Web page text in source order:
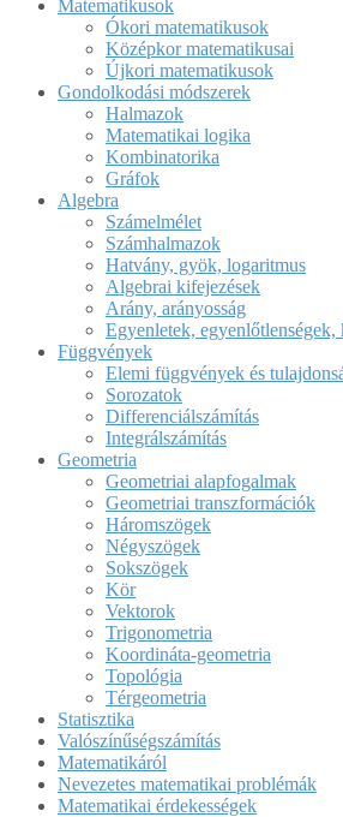
Matematikusok
Ókori matematikusok
Középkor matematikusai
Újkori matematikusok
Gondolkodási módszerek
Halmazok
Matematikai logika
Kombinatorika
Gráfok
Algebra
Számelmélet
Számhalmazok
Hatvány, gyök, logaritmus
Algebrai kifejezések
Arány, arányosság
Egyenletek, egyenlőtlenségek,
Függvények
Elemi függvények és
Sorozatok
Differenciálszámítás
Integrálszámítás
Geometria
Geometriai alapfogalmak
Geometriai transzformációk
Háromszögek
Négyszögek
Sokszögek
Kör
Vektorok
Trigonometria
Koordináta-geometria
Topológia
Térgeometria
Statisztika
Valószínűségszámítás
Matematikáról
Nevezetes matematikai problémák
Matematikai érdekességek